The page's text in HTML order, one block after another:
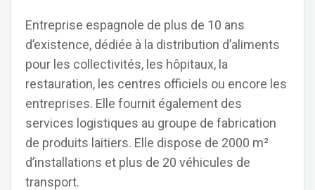
Entreprise espagnole de plus de 10 ans
d’existence, dédiée à la distribution d’aliments
pour les collectivités, les hôpitaux, la
restauration, les centres officiels ou encore les
entreprises. Elle fournit également des
services logistiques au groupe de fabrication
de produits laitiers. Elle dispose de 2000 m²
d’installations et plus de 20 véhicules de
transport.